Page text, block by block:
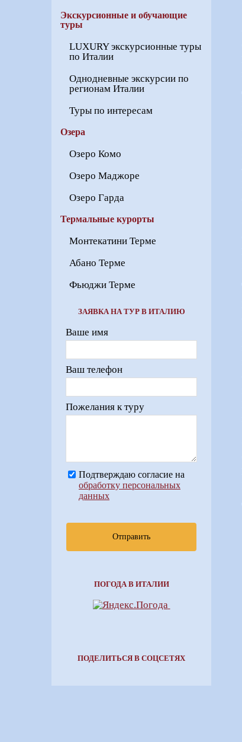
Экскурсионные и обучающие
туры
LUXURY экскурсионные туры
по Италии
Однодневные экскурсии по
регионам Италии
Туры по интересам
Озера
Озеро Комо
Озеро Маджоре
Озеро Гарда
Термальные курорты
Монтекатини Терме
Абано Терме
Фьюджи Терме
ЗАЯВКА НА ТУР В ИТАЛИЮ
Ваше имя
Ваш телефон
Пожелания к туру
Подтверждаю согласие на
обработку персональных
данных
Отправить
ПОГОДА В ИТАЛИИ
ПОДЕЛИТЬСЯ В СОЦСЕТЯХ